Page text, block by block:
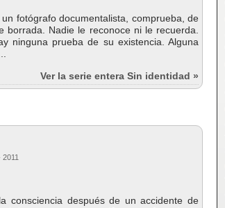
fotógrafo documentalista, comprueba, de
Nadie le reconoce ni le recuerda.
ninguna prueba de su existencia. Alguna
Ver la serie entera Sin identidad »
consciencia después de un accidente de